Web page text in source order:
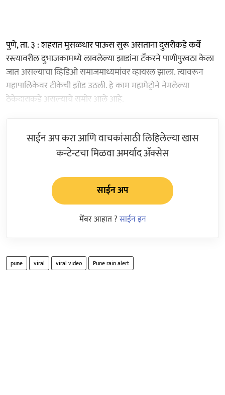
पुणे, ता. ३ : शहरात मुसळधार पाऊस सुरू असताना दुसरीकडे कर्वे
रस्त्यावरील दुभाजकामध्ये लावलेल्या झाडांना टँकरने पाणीपुरवठा केला
जात असल्याचा व्हिडिओ समाजमाध्यमांवर व्हायरल झाला. त्यावरून
महापालिकेवर टीकेची झोड उठली. हे काम महामेट्रोने नेमलेल्या
ठेकेदाराकडे असल्याचे समोर आले आहे.
साईन अप करा आणि वाचकांसाठी लिहिलेल्या खास
कन्टेन्टचा मिळवा अमर्याद ॲक्सेस
साईन अप
मेंबर आहात ?साईन इन
pune viral viral video Pune rain alert